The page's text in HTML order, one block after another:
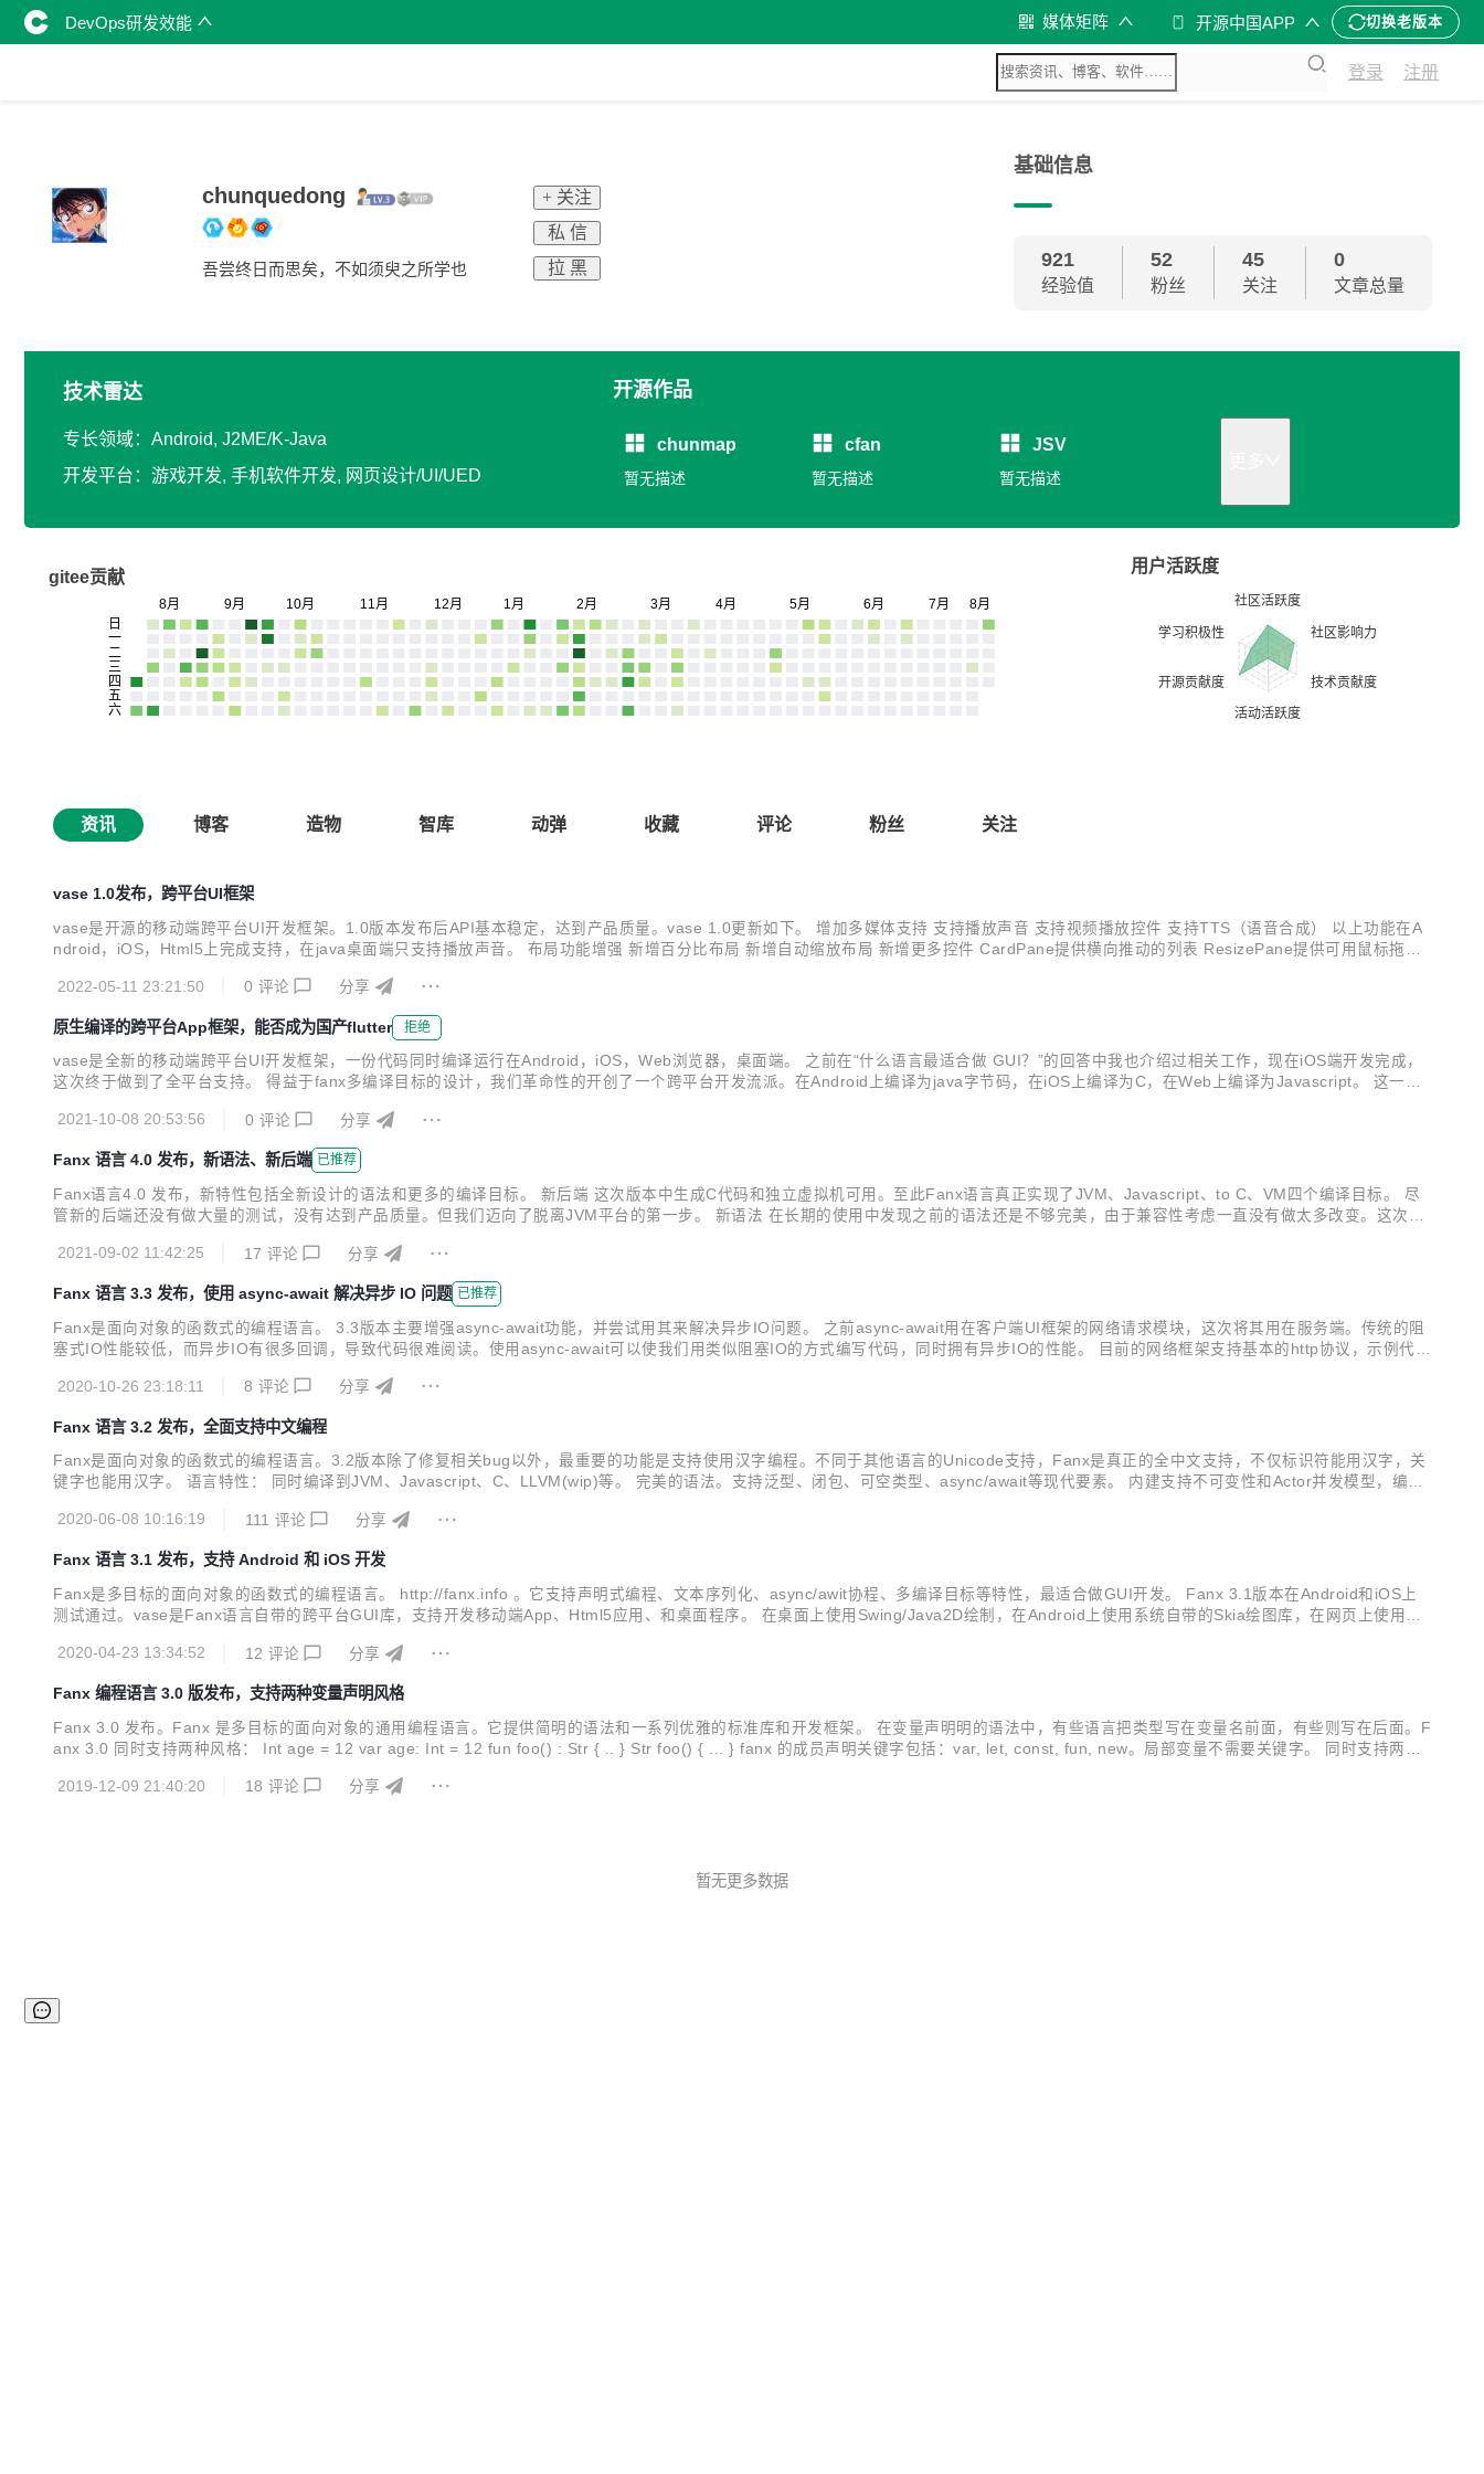
DevOps研发效能 媒体矩阵 开源中国APP 切换老版本
登录 注册
chunquedong
吾尝终日而思矣，不如须臾之所学也
+ 关注
私 信
拉 黑
基础信息
921
经验值
52
粉丝
45
关注
0
文章总量
技术雷达
专长领域：Android, J2ME/K-Java
开发平台：游戏开发, 手机软件开发, 网页设计/UI/UED
开源作品
chunmap
暂无描述
cfan
暂无描述
JSV
暂无描述
gitee贡献
用户活跃度
资讯 博客 造物 智库 动弹 收藏 评论 粉丝 关注
vase 1.0发布，跨平台UI框架
vase是开源的移动端跨平台UI开发框架。1.0版本发布后API基本稳定，达到产品质量。vase 1.0更新如下。 增加多媒体支持 支持播放声音 支持视频播放控件 支持TTS（语音合成） 以上功能在A
ndroid，iOS，Html5上完成支持，在java桌面端只支持播放声音。 布局功能增强 新增百分比布局 新增自动缩放布局 新增更多控件 CardPane提供横向推动的列表 ResizePane提供可用鼠标拖动
2022-05-11 23:21:50
0 评论 分享
原生编译的跨平台App框架，能否成为国产flutter 拒绝
vase是全新的移动端跨平台UI开发框架，一份代码同时编译运行在Android，iOS，Web浏览器，桌面端。 之前在“什么语言最适合做 GUI？”的回答中我也介绍过相关工作，现在iOS端开发完成，
这次终于做到了全平台支持。 得益于fanx多编译目标的设计，我们革命性的开创了一个跨平台开发流派。在Android上编译为java字节码，在iOS上编译为C，在Web上编译为Javascript。 这一切
件。 简单强大的...
2021-10-08 20:53:56 0 评论 分享
Fanx 语言 4.0 发布，新语法、新后端 已推荐
Fanx语言4.0 发布，新特性包括全新设计的语法和更多的编译目标。 新后端 这次版本中生成C代码和独立虚拟机可用。至此Fanx语言真正实现了JVM、Javascript、to C、VM四个编译目标。 尽
管新的后端还没有做大量的测试，没有达到产品质量。但我们迈向了脱离JVM平台的第一步。 新语法 在长期的使用中发现之前的语法还是不够完美，由于兼容性考虑一直没有做太多改变。这次终
gitee：https://gi...
2021-09-02 11:42:25 17 评论 分享
Fanx 语言 3.3 发布，使用 async-await 解决异步 IO 问题 已推荐
Fanx是面向对象的函数式的编程语言。 3.3版本主要增强async-await功能，并尝试用其来解决异步IO问题。 之前async-await用在客户端UI框架的网络请求模块，这次将其用在服务端。传统的阻
塞式IO性能较低，而异步IO有很多回调，导致代码很难阅读。使用async-await可以使我们用类似阻塞IO的方式编写代码，同时拥有异步IO的性能。 目前的网络框架支持基本的http协议，示例代
2020-10-26 23:18:11
8 评论 分享
Fanx 语言 3.2 发布，全面支持中文编程
Fanx是面向对象的函数式的编程语言。3.2版本除了修复相关bug以外，最重要的功能是支持使用汉字编程。不同于其他语言的Unicode支持，Fanx是真正的全中文支持，不仅标识符能用汉字，关
键字也能用汉字。 语言特性： 同时编译到JVM、Javascript、C、LLVM(wip)等。 完美的语法。支持泛型、闭包、可空类型、async/await等现代要素。 内建支持不可变性和Actor并发模型，编译
2020-06-08 10:16:19
111 评论 分享
Fanx 语言 3.1 发布，支持 Android 和 iOS 开发
Fanx是多目标的面向对象的函数式的编程语言。 http://fanx.info 。它支持声明式编程、文本序列化、async/awit协程、多编译目标等特性，最适合做GUI开发。 Fanx 3.1版本在Android和iOS上
测试通过。vase是Fanx语言自带的跨平台GUI库，支持开发移动端App、Html5应用、和桌面程序。 在桌面上使用Swing/Java2D绘制，在Android上使用系统自带的Skia绘图库，在网页上使用Ht
2020-04-23 13:34:52
12 评论 分享
Fanx 编程语言 3.0 版发布，支持两种变量声明风格
Fanx 3.0 发布。Fanx 是多目标的面向对象的通用编程语言。它提供简明的语法和一系列优雅的标准库和开发框架。 在变量声明明的语法中，有些语言把类型写在变量名前面，有些则写在后面。F
anx 3.0 同时支持两种风格： Int age = 12 var age: Int = 12 fun foo() : Str { .. } Str foo() { ... } fanx 的成员声明关键字包括：var, let, const, fun, new。局部变量不需要关键字。 同时支持两种
2019-12-09 21:40:20
18 评论 分享
暂无更多数据